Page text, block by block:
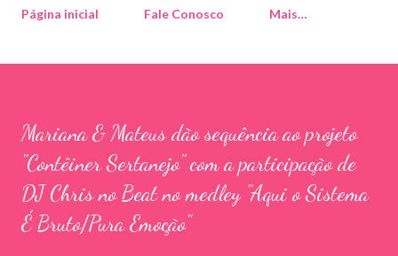
Página inicial
Fale Conosco Mais…
Mariana & Mateus dão sequência ao projeto
"Contêiner Sertanejo" com a participação de
DJ Chris no Beat no medley "Aqui o Sistema
É Bruto/Pura Emoção"